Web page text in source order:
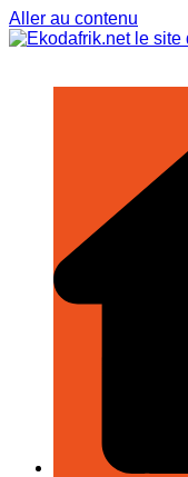
Aller au contenu